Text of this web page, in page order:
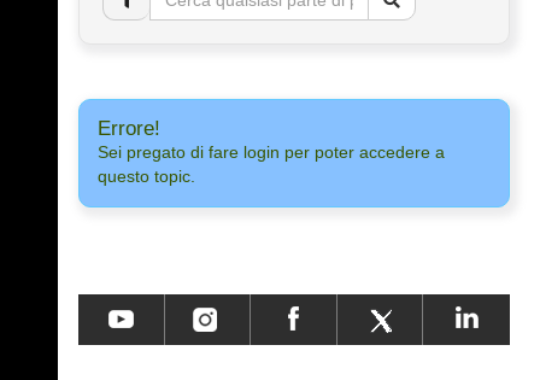
Errore!
Sei pregato di fare login per poter accedere a
questo topic.